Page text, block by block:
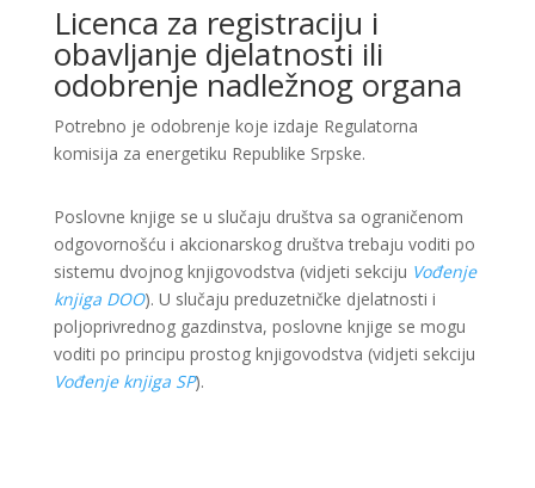
Licenca za registraciju i
obavljanje djelatnosti ili
odobrenje nadležnog organa
Potrebno je odobrenje koje izdaje Regulatorna
komisija za energetiku Republike Srpske.
Poslovne knjige se u slučaju društva sa ograničenom
odgovornošću i akcionarskog društva trebaju voditi po
sistemu dvojnog knjigovodstva (vidjeti sekciju Vođenje
knjiga DOO). U slučaju preduzetničke djelatnosti i
poljoprivrednog gazdinstva, poslovne knjige se mogu
voditi po principu prostog knjigovodstva (vidjeti sekciju
Vođenje knjiga SP).